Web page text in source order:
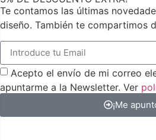
Te contamos las últimas
diseño. También te compartimos
Acepto el envío de mi correo
apuntarme a la Newsletter. Ver
¡Me